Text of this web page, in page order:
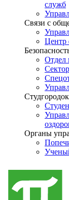
служб
Связи с
Центр
Отдел
Органы